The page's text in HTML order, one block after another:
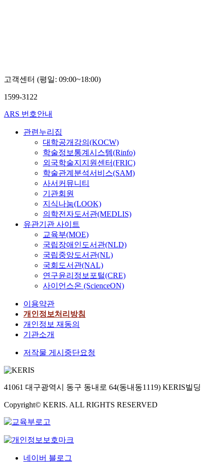
고객센터 (평일: 09:00~18:00)
1599-3122
ARS 번호안내
관련누리집
대학공개강의(KOCW)
학술정보통계시스템(Rinfo)
외국학술지지원센터(FRIC)
학술관계분석서비스(SAM)
사서커뮤니티
기관회원
지식나눔(LOOK)
의학전자도서관(MEDLIS)
유관기관 사이트
교육부(MOE)
국립장애인도서관(NLD)
국립중앙도서관(NL)
국회도서관(NAL)
연구윤리정보포털(CRE)
사이언스온 (ScienceON)
이용약관
개인정보처리방침
개인정보 재동의
기관소개
저작물 게시중단요청
41061 대구광역시 동구 동내로 64(동내동1119) KERIS빌딩
Copyright© KERIS. ALL RIGHTS RESERVED
네이버 블로그